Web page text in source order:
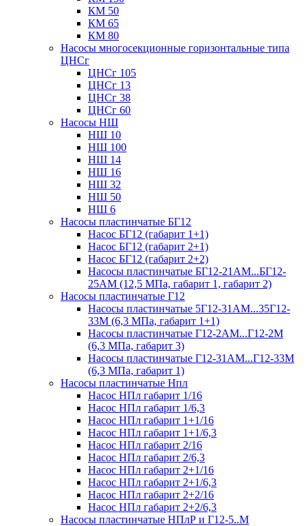
КМ 50
КМ 65
КМ 80
Насосы многосекционные горизонтальные типа
ЦНСг
ЦНСг 105
ЦНСг 13
ЦНСг 38
ЦНСг 60
Насосы НШ
НШ 10
НШ 100
НШ 14
НШ 16
НШ 32
НШ 50
НШ 6
Насосы пластинчатые БГ12
Насос БГ12 (габарит 1+1)
Насос БГ12 (габарит 2+1)
Насос БГ12 (габарит 2+2)
Насосы пластинчатые БГ12-21АМ...БГ12-
25АМ (12,5 МПа, габарит 1, габарит 2)
Насосы пластинчатые Г12
Насосы пластинчатые 5Г12-31АМ...35Г12-
33М (6,3 МПа, габарит 1+1)
Насосы пластинчатые Г12-2АМ...Г12-2М
(6,3 МПа, габарит 3)
Насосы пластинчатые Г12-31АМ...Г12-33М
(6,3 МПа, габарит 1)
Насосы пластинчатые Нпл
Насос НПл габарит 1/16
Насос НПл габарит 1/6,3
Насос НПл габарит 1+1/16
Насос НПл габарит 1+1/6,3
Насос НПл габарит 2/16
Насос НПл габарит 2/6,3
Насос НПл габарит 2+1/16
Насос НПл габарит 2+1/6,3
Насос НПл габарит 2+2/16
Насос НПл габарит 2+2/6,3
Насосы пластинчатые НПлР и Г12-5..М